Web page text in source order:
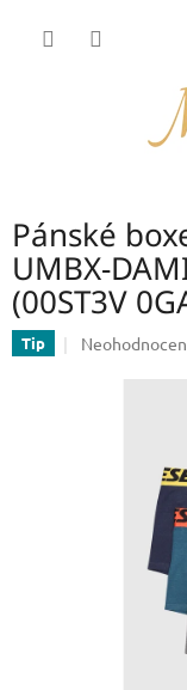
Pánské
UMBX-
(00ST3V
Tip
Průměrné
hvězdiček.